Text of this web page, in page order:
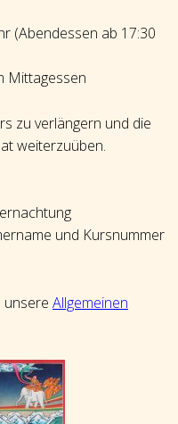
(Abendessen ab 17:30
Mittagessen
zu verlängern und die
weiterzuüben.
und Kursnummer
unsere Allgemeinen